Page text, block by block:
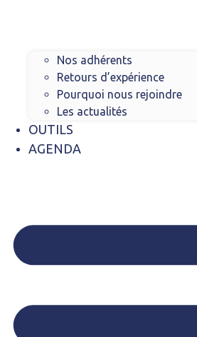
Nos adhérents
Retours d’expérience
Pourquoi nous rejoindre
Les actualités
OUTILS
AGENDA